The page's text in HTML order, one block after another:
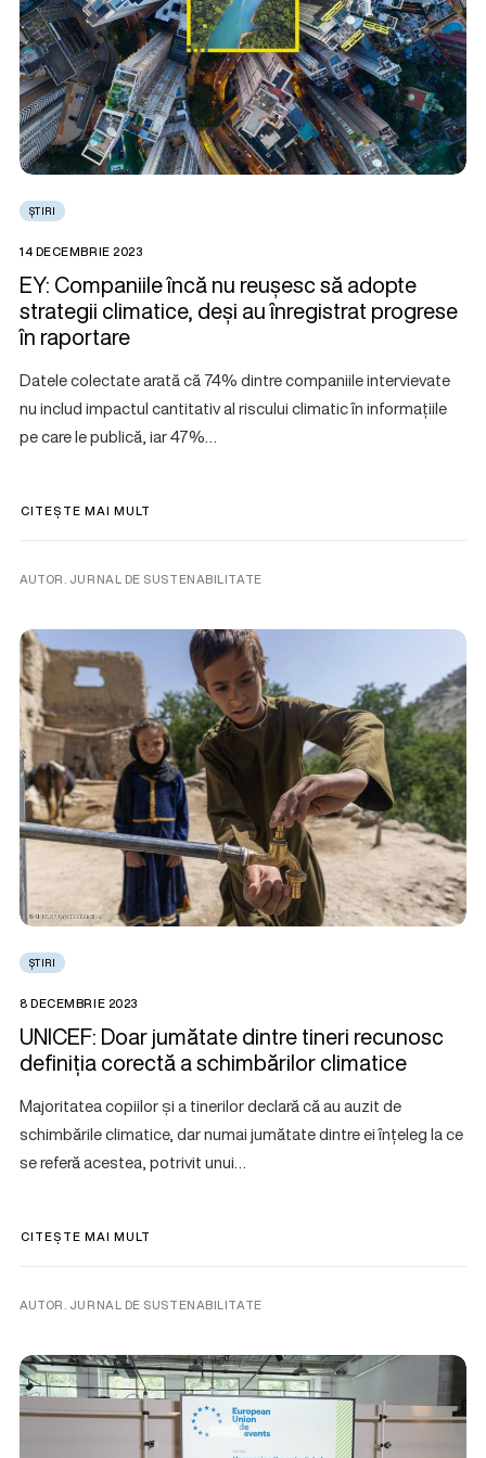
ȘTIRI
14 DECEMBRIE 2023
EY: Companiile încă nu reușesc să adopte
strategii climatice, deși au înregistrat progrese
în raportare
Datele colectate arată că 74% dintre companiile intervievate
nu includ impactul cantitativ al riscului climatic în informațiile
pe care le publică, iar 47%…
CITEȘTE MAI MULT
AUTOR. JURNAL DE SUSTENABILITATE
ȘTIRI
8 DECEMBRIE 2023
UNICEF: Doar jumătate dintre tineri recunosc
definiția corectă a schimbărilor climatice
Majoritatea copiilor și a tinerilor declară că au auzit de
schimbările climatice, dar numai jumătate dintre ei înțeleg la ce
se referă acestea, potrivit unui…
CITEȘTE MAI MULT
AUTOR. JURNAL DE SUSTENABILITATE